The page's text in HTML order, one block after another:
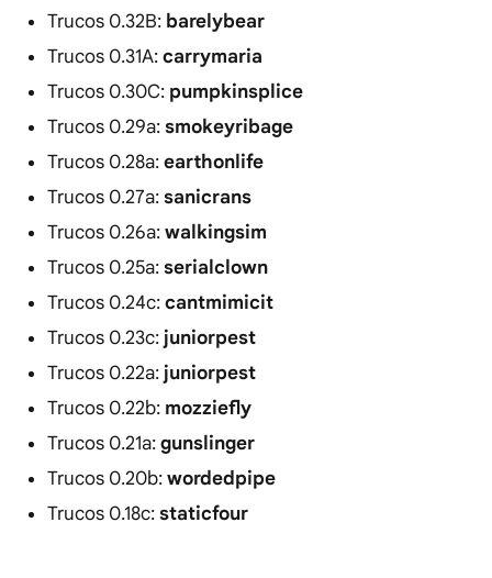
Trucos 0.32B: barelybear
Trucos 0.31A:carrymaria
Trucos 0.30C: pumpkinsplice
Trucos 0.29a:smokeyribage
Trucos 0.28a:earthonlife
Trucos 0.27a:sanicrans
Trucos 0.26a:walkingsim
Trucos 0.25a:serialclown
Trucos 0.24c:cantmimicit
Trucos 0.23c: juniorpest
Trucos 0.22a: juniorpest
Trucos 0.22b: mozziefly
Trucos 0.21a:gunslinger
Trucos 0.20b:wordedpipe
Trucos 0.18c:staticfour